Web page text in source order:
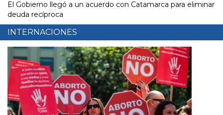
El Gobierno llegó a un acuerdo con Catamarca para eliminar
deuda recíproca
INTERNACIONES